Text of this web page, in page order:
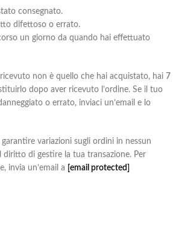
consegnato.
difettoso o errato.
un giorno da quando hai effettuato
non è quello che hai acquistato, hai 7
dopo aver ricevuto l’ordine. Se il tuo
o errato, inviaci un’email e lo
variazioni sugli ordini in nessun
diritto di gestire la tua transazione. Per
invia un’email a
[email protected]